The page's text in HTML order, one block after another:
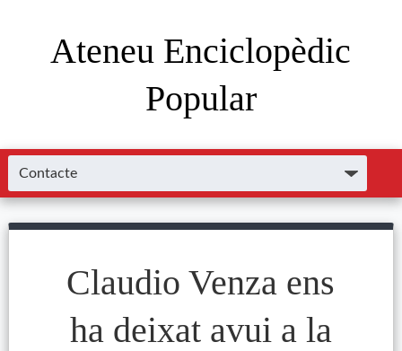
Ateneu Enciclopèdic
Popular
Claudio Venza ens
ha deixat avui a la